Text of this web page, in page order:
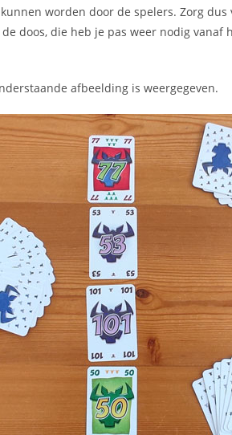
worden door de spelers. Zorg
doos, die heb je pas weer nodig vanaf
afbeelding is weergegeven.